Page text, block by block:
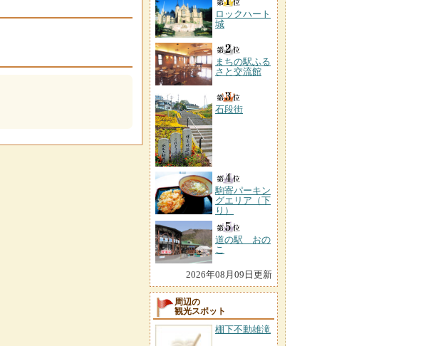
ロックハート
城
まちの駅ふる
さと交流館
石段街
駒寄パーキン
グエリア（下
り）
道の駅 おの
こ
2026年08月09日更新
周辺の
観光スポット
棚下不動雄滝